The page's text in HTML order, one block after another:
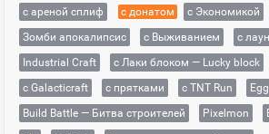
с ареной сплиф
с донатом с Экономикой
Зомби апокалипсис
с Выживанием с
Industrial Craft
с Лаки блоком — Lucky block
с Galacticraft
с прятками с TNT Run
Build Battle — Битва строителей
Pixelmon